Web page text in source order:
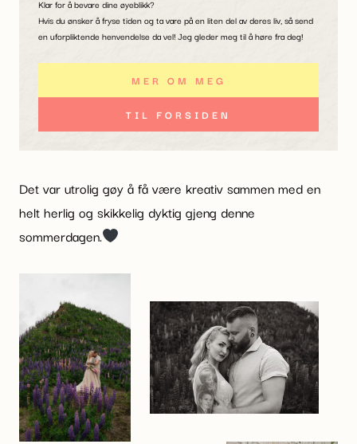
Klar for å bevare dine øyeblikk?
Hvis du ønsker å fryse tiden og ta vare på en liten del av deres liv, så send
en uforpliktende henvendelse da vel! Jeg gleder meg til å høre fra deg!
MER OM MEG
TIL FORSIDEN
Det var utrolig gøy å få være kreativ sammen med en
helt herlig og skikkelig dyktig gjeng denne
sommerdagen.